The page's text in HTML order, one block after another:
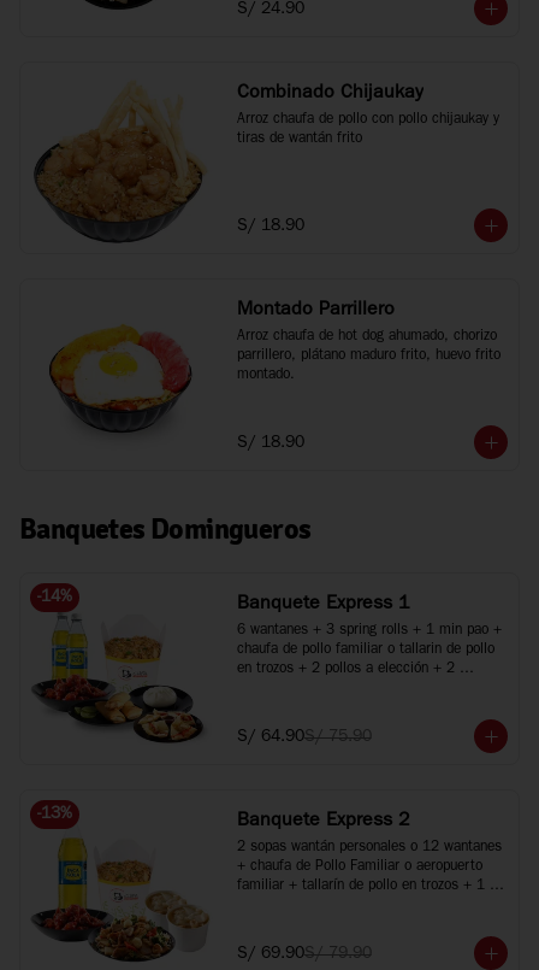
S/ 24.90
Combinado Chijaukay
Arroz chaufa de pollo con pollo chijaukay y
tiras de wantán frito
S/ 18.90
Montado Parrillero
Arroz chaufa de hot dog ahumado, chorizo
parrillero, plátano maduro frito, huevo frito
montado.
S/ 18.90
Banquetes Domingueros
-14% Banquete Express 1
6 wantanes + 3 spring rolls + 1 min pao +
chaufa de pollo familiar o tallarin de pollo
en trozos + 2 pollos a elección + 2
S/ 64.90S/ 75.90
-13% Banquete Express 2
2 sopas wantán personales o 12 wantanes
+ chaufa de Pollo Familiar o aeropuerto
familiar + tallarín de pollo en trozos + 1
S/ 69.90S/ 79.90